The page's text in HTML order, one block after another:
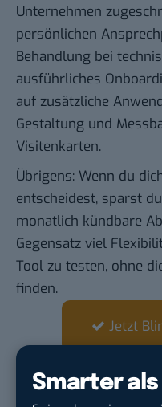
Smarter als
Unternehmen
persönlichen
Behandlung bei
ausführliches
auf zusätzliche
Gestaltung und
Visitenkarten.
Übrigens: Wenn du
entscheidest, sparst
monatlich kündbare
Gegensatz viel
Tool zu testen, ohne
finden.
Jetzt
Ist Blinq ein